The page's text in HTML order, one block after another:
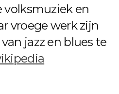
volksmuziek en
vroege werk zijn
jazz en blues te